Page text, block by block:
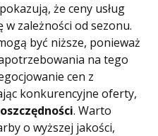
że ceny usług
zależności od sezonu.
być niższe, ponieważ
na tego
cen z
konkurencyjne oferty,
. Warto
o wyższej jakości,